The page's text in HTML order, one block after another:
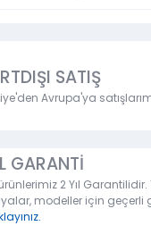
SATIŞ
Avrupa'ya
GARANTİ
2 Yıl Garantilidir.
modeller için geçerli